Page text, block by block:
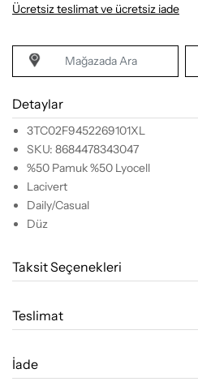
Ücretsiz teslimat ve ücretsiz iade
Mağazada Ara
Detaylar
3TC02F9452269101XL
SKU: 8684478343047
%50 Pamuk %50 Lyocell
Lacivert
Daily/Casual
Düz
Taksit Seçenekleri
Teslimat
İade